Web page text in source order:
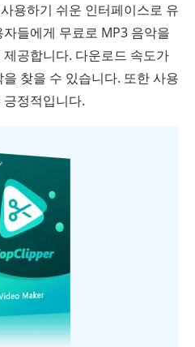
용하기 쉬운 인터페이스로 유
들에게 무료로 MP3 음악을
공합니다. 다운로드 속도가
찾을 수 있습니다. 또한 사용
정적입니다.